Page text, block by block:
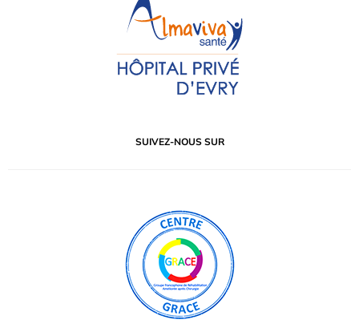
SUIVEZ-NOUS SUR